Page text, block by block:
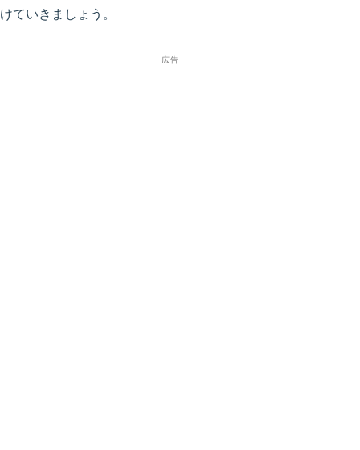
けていきましょう。
広告